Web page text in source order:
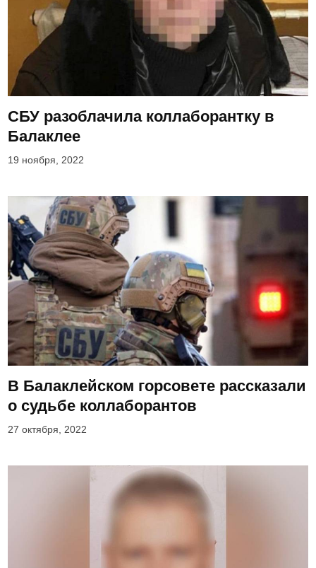
СБУ разоблачила коллаборантку в
Балаклее
19 ноября, 2022
В Балаклейском горсовете рассказали
о судьбе коллаборантов
27 октября, 2022